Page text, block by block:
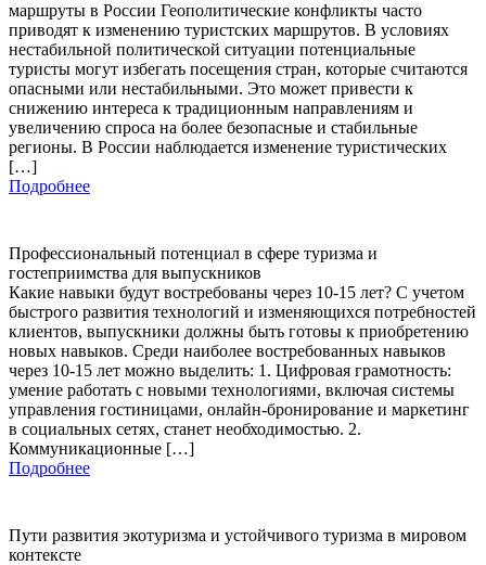
маршруты в России Геополитические конфликты часто
приводят к изменению туристских маршрутов. В условиях
нестабильной политической ситуации потенциальные
туристы могут избегать посещения стран, которые считаются
опасными или нестабильными. Это может привести к
снижению интереса к традиционным направлениям и
увеличению спроса на более безопасные и стабильные
регионы. В России наблюдается изменение туристических
[…]
Подробнее
Профессиональный потенциал в сфере туризма и
гостеприимства для выпускников
Какие навыки будут востребованы через 10-15 лет? С учетом
быстрого развития технологий и изменяющихся потребностей
клиентов, выпускники должны быть готовы к приобретению
новых навыков. Среди наиболее востребованных навыков
через 10-15 лет можно выделить: 1. Цифровая грамотность:
умение работать с новыми технологиями, включая системы
управления гостиницами, онлайн-бронирование и маркетинг
в социальных сетях, станет необходимостью. 2.
Коммуникационные […]
Подробнее
Пути развития экотуризма и устойчивого туризма в мировом
контексте